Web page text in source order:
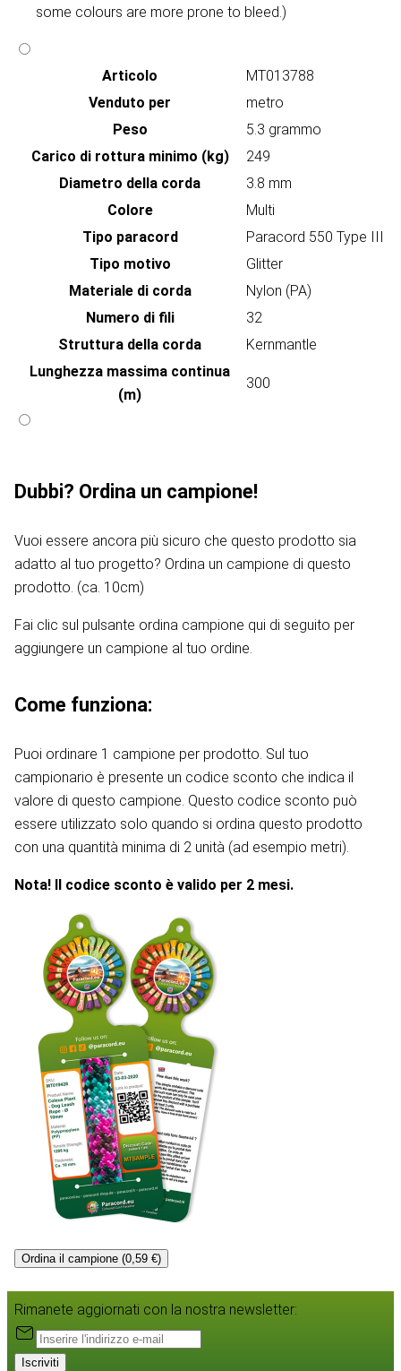
some colours are more prone to bleed.)
Articolo
MT013788
Venduto per
metro
Peso
5.3 grammo
Carico di rottura minimo (kg)
249
Diametro della corda
3.8 mm
Colore
Multi
Tipo paracord
Paracord 550 Type III
Tipo motivo
Glitter
Materiale di corda
Nylon (PA)
Numero di fili
32
Struttura della corda
Kernmantle
Lunghezza massima continua
(m)
300
Dubbi? Ordina un campione!
Vuoi essere ancora più sicuro che questo prodotto sia
adatto al tuo progetto? Ordina un campione di questo
prodotto. (ca. 10cm)
Fai clic sul pulsante ordina campione qui di seguito per
aggiungere un campione al tuo ordine.
Come funziona:
Puoi ordinare 1 campione per prodotto. Sul tuo
campionario è presente un codice sconto che indica il
valore di questo campione. Questo codice sconto può
essere utilizzato solo quando si ordina questo prodotto
con una quantità minima di 2 unità (ad esempio metri).
Nota! Il codice sconto è valido per 2 mesi.
Ordina il campione (0,59 €)
Rimanete aggiornati con la nostra newsletter:
Iscriviti